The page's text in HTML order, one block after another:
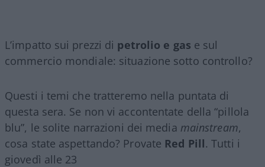
L’impatto sui prezzi di petrolio e gas e sul
commercio mondiale: situazione sotto controllo?
Questi i temi che tratteremo nella puntata di
questa sera. Se non vi accontentate della “pillola
blu”, le solite narrazioni dei media mainstream,
cosa state aspettando? Provate Red Pill. Tutti i
giovedì alle 23